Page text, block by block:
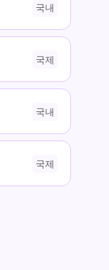
국내
국제
국내
국제